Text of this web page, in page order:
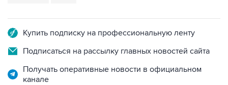
Купить подписку на профессиональную ленту
Подписаться на рассылку главных новостей сайта
Получать оперативные новости в официальном
канале